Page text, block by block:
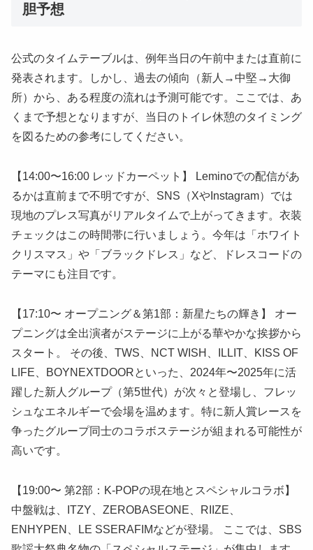
胆予想
公式のタイムテーブルは、例年当日の午前中または直前に
発表されます。しかし、過去の傾向（新人→中堅→大御
所）から、ある程度の流れは予測可能です。ここでは、あ
くまで予想となりますが、当日のトイレ休憩のタイミング
を図るための参考にしてください。
【14:00〜16:00 レッドカーペット】 Leminoでの配信があ
るかは直前まで不明ですが、SNS（XやInstagram）では
現地のプレス写真がリアルタイムで上がってきます。衣装
チェックはこの時間帯に行いましょう。今年は「ホワイト
クリスマス」や「ブラックドレス」など、ドレスコードの
テーマにも注目です。
【17:10〜 オープニング＆第1部：新星たちの輝き】 オー
プニングは全出演者がステージに上がる華やかな挨拶から
スタート。 その後、TWS、NCT WISH、ILLIT、KISS OF
LIFE、BOYNEXTDOORといった、2024年〜2025年に活
躍した新人グループ（第5世代）が次々と登場し、フレッ
シュなエネルギーで会場を温めます。特に新人賞レースを
争ったグループ同士のコラボステージが組まれる可能性が
高いです。
【19:00〜 第2部：K-POPの現在地とスペシャルコラボ】
中盤戦は、ITZY、ZEROBASEONE、RIIZE、
ENHYPEN、LE SSERAFIMなどが登場。 ここでは、SBS